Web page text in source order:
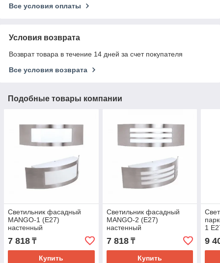
Все условия оплаты
Условия возврата
Возврат товара в течение 14 дней за счет покупателя
Все условия возврата
Подобные товары компании
Светильник фасадный
MANGO-1 (E27)
настенный
7 818 ₸
Купить
Светильник фасадный
MANGO-2 (E27)
настенный
7 818₸
Купить
1
9